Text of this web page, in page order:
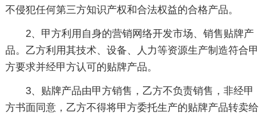
不侵犯任何第三方知识产权和合法权益的合格产品。
2、甲方利用自身的营销网络开发市场、销售贴牌产
品。乙方利用其技术、设备、人力等资源生产制造符合甲
方要求并经甲方认可的贴牌产品。
3、贴牌产品由甲方销售，乙方不负责销售，非经甲
方书面同意，乙方不得将甲方委托生产的贴牌产品转卖给